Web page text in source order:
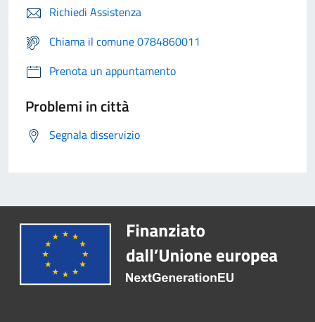
Richiedi Assistenza
Chiama il comune 0784860011
Prenota un appuntamento
Problemi in città
Segnala disservizio